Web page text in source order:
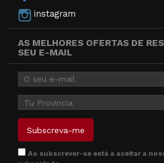
instagram
AS MELHORES OFERTAS DE
SEU E-MAIL
Ao subscrever-se está a aceitar a